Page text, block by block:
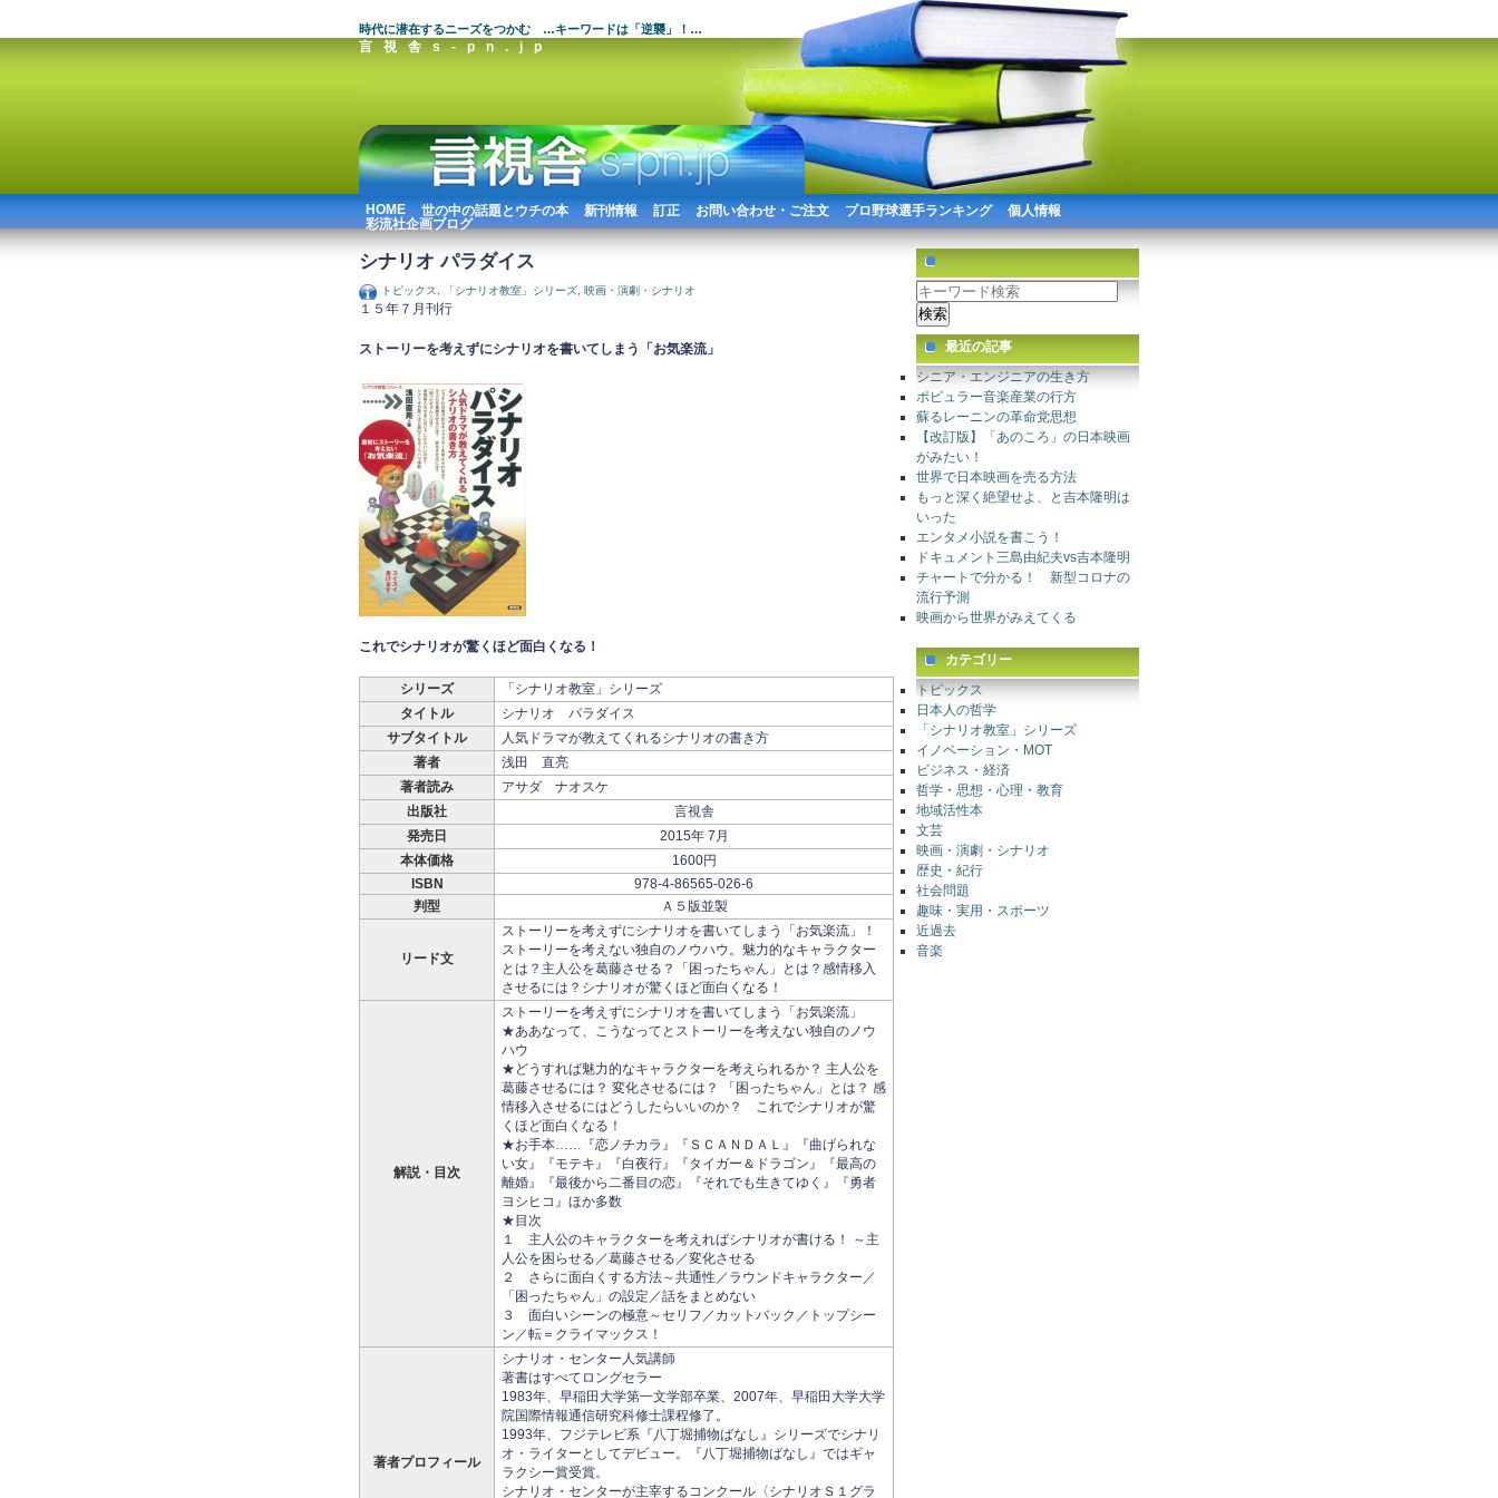
時代に潜在するニーズをつかむ …キーワードは「逆襲」！…
言視舎s-pn.jp
HOME 世の中の話題とウチの本 新刊情報 訂正 お問い合わせ・ご注文 プロ野球選手ランキング
個人情報
彩流社企画ブログ
シナリオ パラダイス
トピックス, 「シナリオ教室」シリーズ, 映画・演劇・シナリオ
１５年７月刊行
ストーリーを考えずにシナリオを書いてしまう「お気楽流」
これでシナリオが驚くほど面白くなる！
シリーズ
「シナリオ教室」シリーズ
タイトル
シナリオ パラダイス
サブタイトル
人気ドラマが教えてくれるシナリオの書き方
著者
浅田 直亮
著者読み
アサダ ナオスケ
出版社
言視舎
発売日
2015年 7月
本体価格
1600円
ISBN
978-4-86565-026-6
判型
Ａ５版並製
リード文
ストーリーを考えずにシナリオを書いてしまう「お気楽流」！
ストーリーを考えない独自のノウハウ。魅力的なキャラクター
とは？主人公を葛藤させる？「困ったちゃん」とは？感情移入
させるには？シナリオが驚くほど面白くなる！
解説・目次
ストーリーを考えずにシナリオを書いてしまう「お気楽流」
★ああなって、こうなってとストーリーを考えない独自のノウ
ハウ
★どうすれば魅力的なキャラクターを考えられるか？ 主人公を
葛藤させるには？ 変化させるには？ 「困ったちゃん」とは？ 感
情移入させるにはどうしたらいいのか？ これでシナリオが驚
くほど面白くなる！
★お手本……『恋ノチカラ』『ＳＣＡＮＤＡＬ』『曲げられな
い女』『モテキ』『白夜行』『タイガー＆ドラゴン』『最高の
離婚』『最後から二番目の恋』『それでも生きてゆく』『勇者
ヨシヒコ』ほか多数
★目次
１ 主人公のキャラクターを考えればシナリオが書ける！ ～主
人公を困らせる／葛藤させる／変化させる
２ さらに面白くする方法～共通性／ラウンドキャラクター／
「困ったちゃん」の設定／話をまとめない
３ 面白いシーンの極意～セリフ／カットバック／トップシー
ン／転＝クライマックス！
著者プロフィール
シナリオ・センター人気講師
著書はすべてロングセラー
1983年、早稲田大学第一文学部卒業、2007年、早稲田大学大学
院国際情報通信研究科修士課程修了。
1993年、フジテレビ系『八丁堀捕物ばなし』シリーズでシナリ
オ・ライターとしてデビュー。『八丁堀捕物ばなし』ではギャ
ラクシー賞受賞。
シナリオ・センターが主宰するコンクール〈シナリオＳ１グラ
最近の記事
シニア・エンジニアの生き方
ポピュラー音楽産業の行方
蘇るレーニンの革命党思想
【改訂版】「あのころ」の日本映画
がみたい！
世界で日本映画を売る方法
もっと深く絶望せよ、と吉本隆明は
いった
エンタメ小説を書こう！
ドキュメント三島由紀夫vs吉本隆明
チャートで分かる！ 新型コロナの
流行予測
映画から世界がみえてくる
カテゴリー
トピックス
日本人の哲学
「シナリオ教室」シリーズ
イノベーション・MOT
ビジネス・経済
哲学・思想・心理・教育
地域活性本
文芸
映画・演劇・シナリオ
歴史・紀行
社会問題
趣味・実用・スポーツ
近過去
音楽